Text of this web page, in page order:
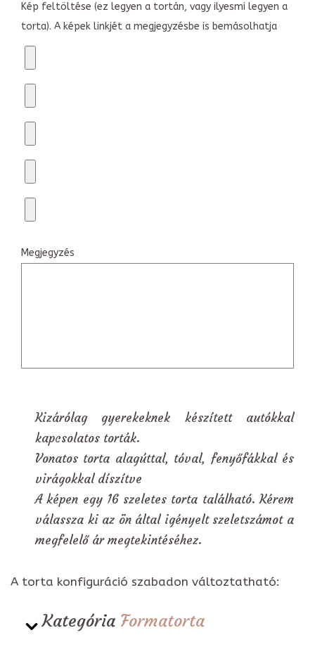
Kép feltöltése (ez legyen a tortán, vagy ilyesmi legyen a
torta). A képek linkjét a megjegyzésbe is bemásolhatja
Megjegyzés
Kizárólag gyerekeknek készített autókkal
kapcsolatos torták.
Vonatos torta alagúttal, tóval, fenyőfákkal és
virágokkal díszítve
A képen egy 16 szeletes torta található. Kérem
válassza ki az ön által igényelt szeletszámot a
megfelelő ár megtekintéséhez.
A torta konfiguráció szabadon változtatható:
Kategória Formatorta